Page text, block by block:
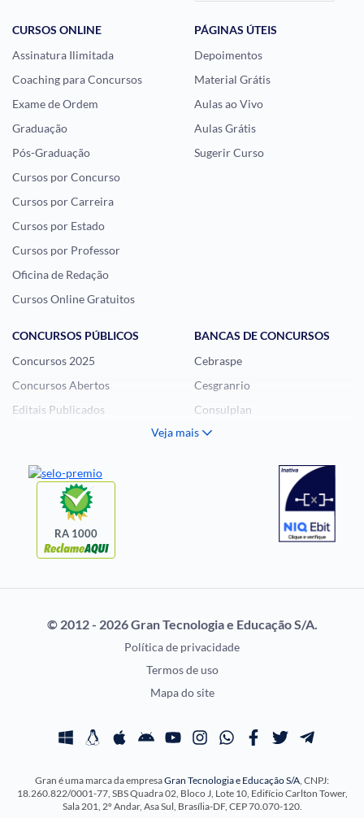
CURSOS ONLINE
Assinatura Ilimitada
Coaching para Concursos
Exame de Ordem
Graduação
Pós-Graduação
Cursos por Concurso
Cursos por Carreira
Cursos por Estado
Cursos por Professor
Oficina de Redação
Cursos Online Gratuitos
PÁGINAS ÚTEIS
Depoimentos
Material Grátis
Aulas ao Vivo
Aulas Grátis
Sugerir Curso
CONCURSOS PÚBLICOS
Concursos 2025
Concursos Abertos
Editais Publicados
Questões de Concurso
BANCAS DE CONCURSOS
Cebraspe
Cesgranrio
Consulplan
FCC
CONCURSOS POR
Concursos Militares
Concursos Saúde
Concursos Tribunais
EXAME DE ORDEM
OAB
Prova OAB
Calendário OAB
Questões OAB
Exame de Ordem
Veja mais
RA 1000
© 2012 - 2026 Gran Tecnologia e Educação S/A.
Política de privacidade
Termos de uso
Mapa do site
Gran é uma marca da empresaGran Tecnologia e Educação S/A , CNPJ:
18.260.822/0001-77, SBS Quadra 02, Bloco J, Lote 10, Edifício Carlton Tower,
Sala 201, 2º Andar, Asa Sul, Brasília-DF, CEP 70.070-120.